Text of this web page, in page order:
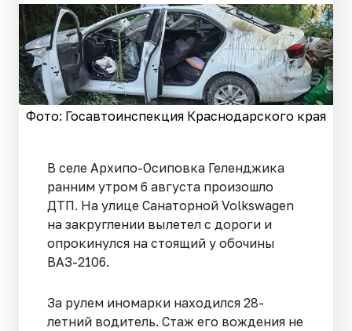
Фото: Госавтоинспекция Краснодарского края
В селе Архипо-Осиповка Геленджика
ранним утром 6 августа произошло
ДТП. На улице Санаторной Volkswagen
на закруглении вылетел с дороги и
опрокинулся на стоящий у обочины
ВАЗ-2106.
За рулем иномарки находился 28-
летний водитель. Стаж его вождения не